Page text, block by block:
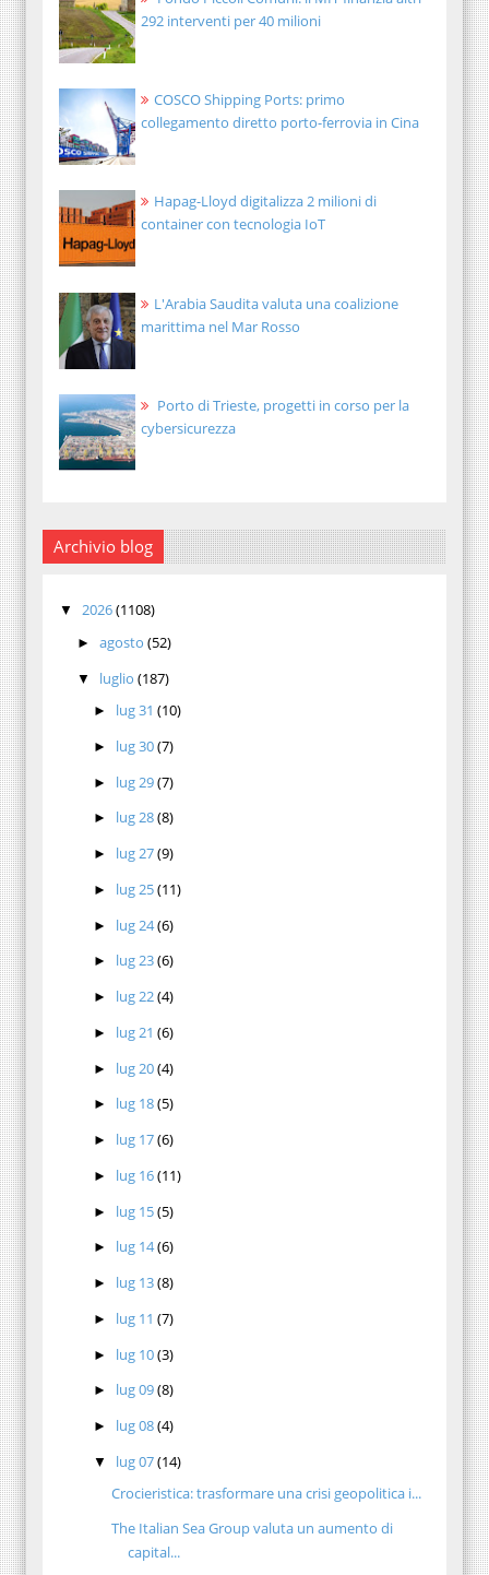
292 interventi per 40 milioni
COSCO Shipping Ports: primo
collegamento diretto porto-ferrovia in Cina
Hapag-Lloyd digitalizza 2 milioni di
container con tecnologia IoT
L'Arabia Saudita valuta una coalizione
marittima nel Mar Rosso
Porto di Trieste, progetti in corso per la
cybersicurezza
Archivio blog
▼ 2026(1108)
► agosto (52)
▼ luglio (187)
► lug 31(10)
► lug 30(7)
► lug 29(7)
► lug 28(8)
► lug 27(9)
► lug 25(11)
► lug 24(6)
► lug 23(6)
► lug 22(4)
► lug 21(6)
► lug 20(4)
► lug 18(5)
► lug 17(6)
► lug 16(11)
► lug 15(5)
► lug 14(6)
► lug 13(8)
► lug 11(7)
► lug 10(3)
► lug 09(8)
► lug 08(4)
▼ lug 07(14)
Crocieristica: trasformare una crisi geopolitica i...
The Italian Sea Group valuta un aumento di
capital...